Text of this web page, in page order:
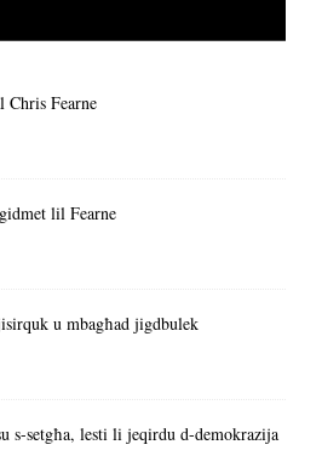
Chris Fearne
lil Fearne
u mbagħad jigdbulek
s-setgħa, lesti li jeqirdu d-demokrazija